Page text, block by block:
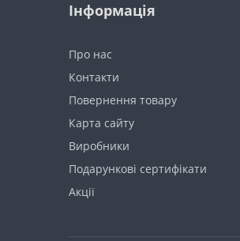
Інформація
Про нас
Контакти
Повернення товару
Карта сайту
Виробники
Подарункові сертифікати
Акції